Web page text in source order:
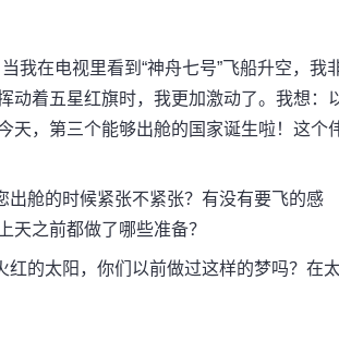
在电视里看到“神舟七号”飞船升空，我
动着五星红旗时，我更加激动了。我想：
天，第三个能够出舱的国家诞生啦！这个
舱的时候紧张不紧张？有没有要飞的感
天之前都做了哪些准备？
的太阳，你们以前做过这样的梦吗？在